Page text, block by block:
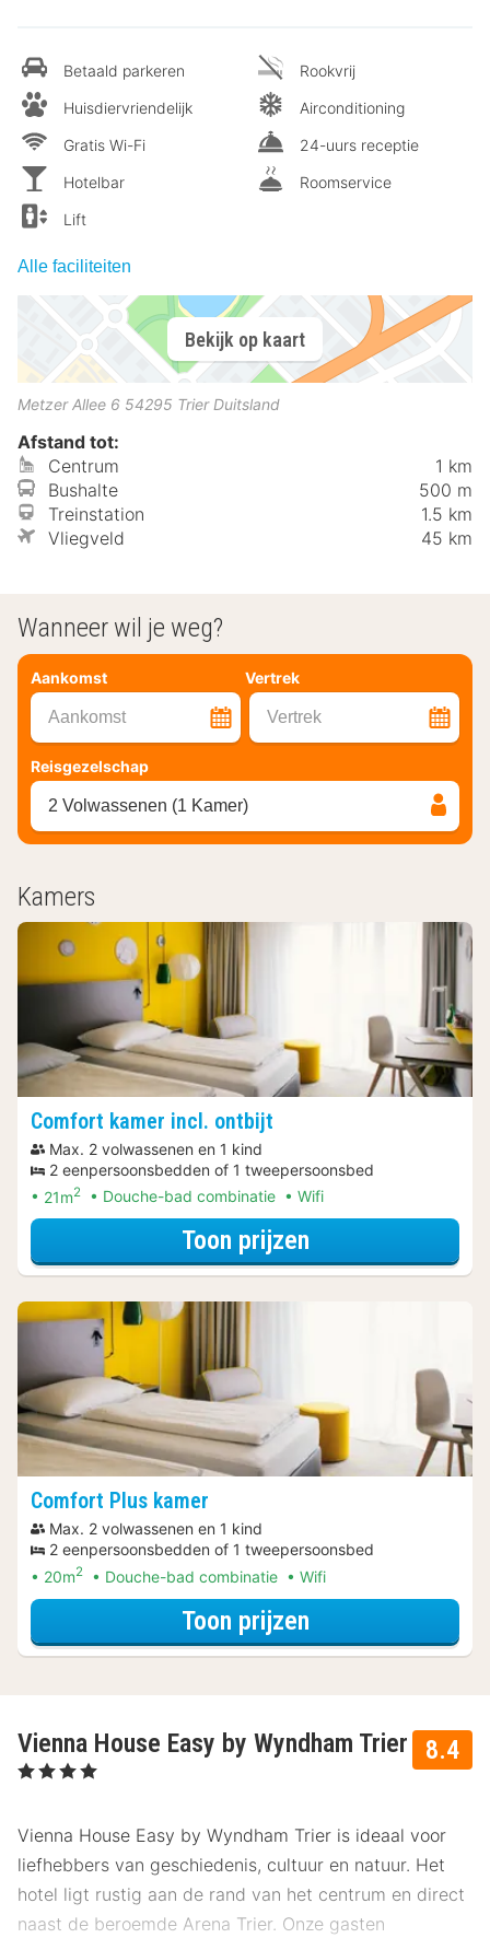
Betaald parkeren
Huisdiervriendelijk
Gratis Wi-Fi
Hotelbar
Lift
Rookvrij
Airconditioning
24-uurs receptie
Roomservice
Alle faciliteiten
Bekijk op kaart
Metzer Allee 6 54295 Trier Duitsland
Afstand tot:
Centrum
1 km
Bushalte
500 m
Treinstation
1.5 km
Vliegveld
45 km
Wanneer wil je weg?
Aankomst Vertrek
Aankomst Vertrek
Reisgezelschap
2 Volwassenen (1 Kamer)
Kamers
Comfort kamer incl. ontbijt
Max. 2 volwassenen en 1 kind
2 eenpersoonsbedden of 1 tweepersoonsbed
21m2 Douche-bad combinatie Wifi
Toon prijzenvoor Late
Comfort Plus kamer
Max. 2 volwassenen en 1 kind
2 eenpersoonsbedden of 1 tweepersoonsbed
20m2 Douche-bad combinatie Wifi
Toon prijzenvoor Late
8.4
Vienna House Easy by Wyndham Trier
, 4 Sterren
Vienna House Easy by Wyndham Trier is ideaal voor
liefhebbers van geschiedenis, cultuur en natuur. Het
hotel ligt rustig aan de rand van het centrum en direct
naast de beroemde Arena Trier. Onze gasten